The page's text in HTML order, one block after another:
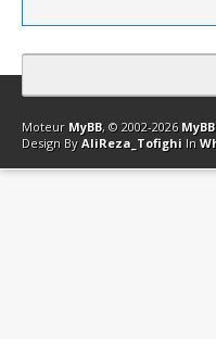
Contact Club Affiliation
Moteur MyBB, © 2002-2026
Design By AliReza_Tofighi In